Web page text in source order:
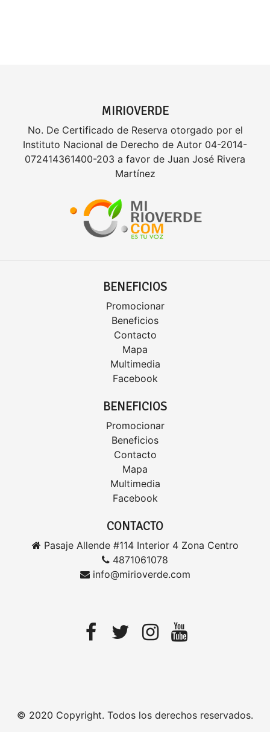
MIRIOVERDE
No. De Certificado de Reserva otorgado por el
Instituto Nacional de Derecho de Autor 04-2014-
072414361400-203 a favor de Juan José Rivera
Martínez
BENEFICIOS
Promocionar
Beneficios
Contacto
Mapa
Multimedia
Facebook
BENEFICIOS
Promocionar
Beneficios
Contacto
Mapa
Multimedia
Facebook
CONTACTO
Pasaje Allende #114 Interior 4 Zona Centro
4871061078
info@mirioverde.com
© 2020 Copyright. Todos los derechos reservados.